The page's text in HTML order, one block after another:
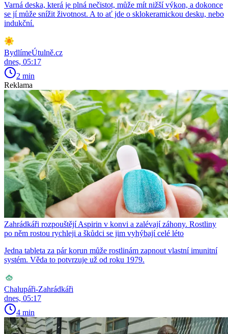
Varná deska, která je plná nečistot, může mít nižší výkon, a dokonce
se jí může snížit životnost. A to ať jde o sklokeramickou desku, nebo
indukční.
BydlímeÚtulně.cz
dnes, 05:17
2 min
Reklama
Zahrádkáři rozpouštějí Aspirin v konvi a zalévají záhony. Rostliny
po něm rostou rychleji a škůdci se jim vyhýbají celé léto
Jedna tableta za pár korun může rostlinám zapnout vlastní imunitní
systém. Věda to potvrzuje už od roku 1979.
Chalupáři-Zahrádkáři
dnes, 05:17
4 min